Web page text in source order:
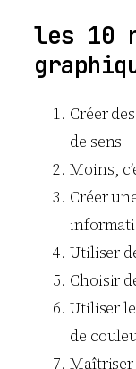
les 10
Créer
de sens
Moins,
Créer
Utiliser
Choisir
Utiliser
de
Maîtriser